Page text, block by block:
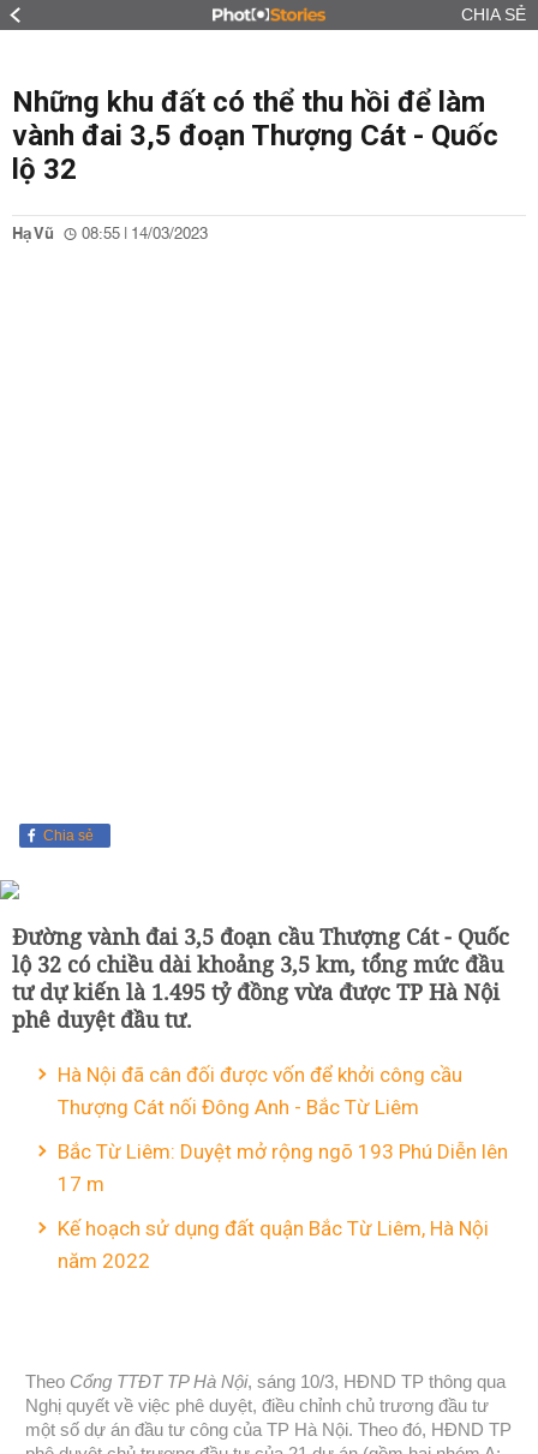
CHIA SẺ
Những khu đất có thể thu hồi để làm
vành đai 3,5 đoạn Thượng Cát - Quốc
lộ 32
Hạ Vũ 08:55 | 14/03/2023
Chia sẻ
Đường vành đai 3,5 đoạn cầu Thượng Cát - Quốc
lộ 32 có chiều dài khoảng 3,5 km, tổng mức đầu
tư dự kiến là 1.495 tỷ đồng vừa được TP Hà Nội
phê duyệt đầu tư.
Hà Nội đã cân đối được vốn để khởi công cầu
Thượng Cát nối Đông Anh - Bắc Từ Liêm
Bắc Từ Liêm: Duyệt mở rộng ngõ 193 Phú Diễn lên
17 m
Kế hoạch sử dụng đất quận Bắc Từ Liêm, Hà Nội
năm 2022
Theo Cổng TTĐT TP Hà Nội, sáng 10/3, HĐND TP thông qua
Nghị quyết về việc phê duyệt, điều chỉnh chủ trương đầu tư
một số dự án đầu tư công của TP Hà Nội. Theo đó, HĐND TP